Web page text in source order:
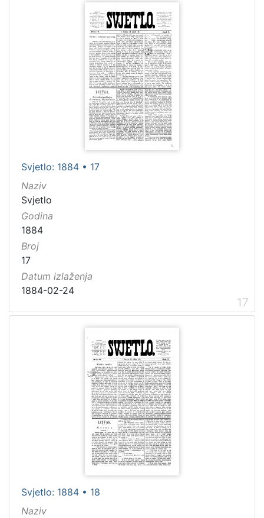
Svjetlo: 1884 • 17
Naziv
Svjetlo
Godina
1884
Broj
17
Datum izlaženja
1884-02-24
17
Svjetlo: 1884 • 18
Naziv